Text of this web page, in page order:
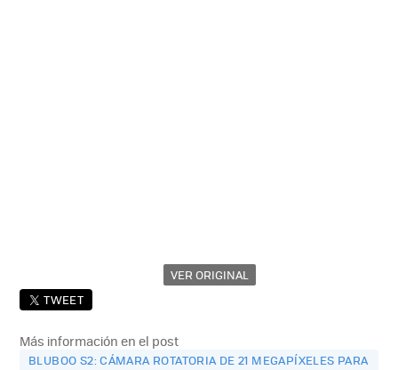
VER ORIGINAL
TWEET
Más información en el post
BLUBOO S2: CÁMARA ROTATORIA DE 21 MEGAPÍXELES PARA